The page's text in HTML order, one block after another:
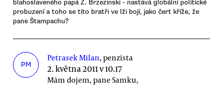
blahoslaveného papá Z. Brzezinski - nastává globální politické
probuzení a toho se tito bratři ve lži bojí, jako čert kříže, že
pane Štampachu?
PM
Petrasek Milan, penzista
2. května 2011 v 10.17
Mám dojem, pane Samku,